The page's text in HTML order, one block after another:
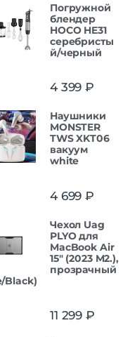
Погружной
блендер
HOCO HE31
серебристы
й/черный
4 399 ₽
Наушники
MONSTER
TWS XKT06
вакуум
white
4 699 ₽
Чехол Uag
PLYO для
MacBook Air
15" (2023 M2.),
прозрачный
Black)
11 299 ₽